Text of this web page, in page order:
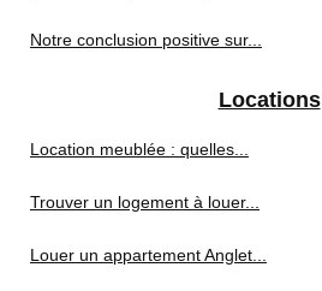
Notre conclusion positive sur...
Locations
Location meublée : quelles...
Trouver un logement à louer...
Louer un appartement Anglet...